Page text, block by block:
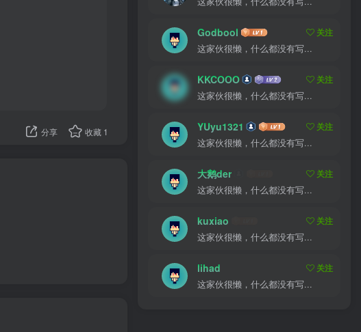
分享 收藏 1
Godbool
关注
这家伙很懒，什么都没有写...
KKCOOO
关注
这家伙很懒，什么都没有写...
YUyu1321
关注
这家伙很懒，什么都没有写...
大鹅der
关注
这家伙很懒，什么都没有写...
kuxiao
关注
这家伙很懒，什么都没有写...
lihad
关注
这家伙很懒，什么都没有写...